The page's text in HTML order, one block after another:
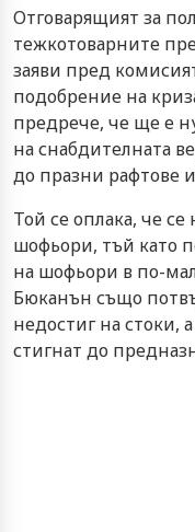
Отговарящият за
тежкотоварните
заяви пред
подобрение на
предрече, че ще е
на снабдителната
до празни рафтове
Той се оплака, че
шофьори, тъй като
на шофьори в по-
Бюканън също
недостиг на стоки,
стигнат до